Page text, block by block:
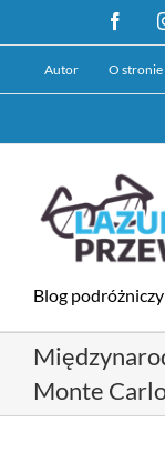
do
zawartości
Autor O stronie
Blog
Monte